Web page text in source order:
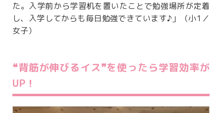
た。入学前から学習机を置いたことで勉強場所が定着
し、入学してからも毎日勉強できています♪」（小1／
女子）
❝背筋が伸びるイス❞を使ったら学習効率が
UP！